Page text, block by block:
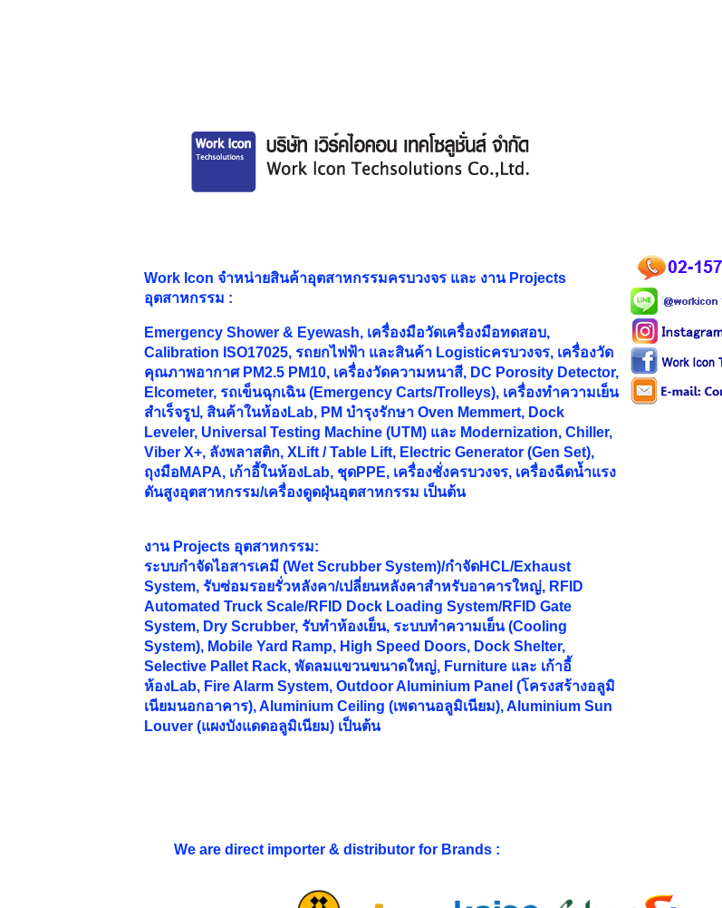
Work Icon จำหน่ายสินค้าอุตสาหกรรมครบวงจร และ งาน Projects
อุตสาหกรรม :
Emergency Shower & Eyewash, เครื่องมือวัดเครื่องมือทดสอบ,
Calibration ISO17025, รถยกไฟฟ้า และสินค้า Logisticครบวงจร, เครื่องวัด
คุณภาพอากาศ PM2.5 PM10, เครื่องวัดความหนาสี, DC Porosity Detector,
Elcometer, รถเข็นฉุกเฉิน (Emergency Carts/Trolleys), เครื่องทำความเย็น
สำเร็จรูป, สินค้าในห้องLab, PM บำรุงรักษา Oven Memmert, Dock
Leveler, Universal Testing Machine (UTM) และ Modernization, Chiller,
Viber X+, ลังพลาสติก, XLift / Table Lift, Electric Generator (Gen Set),
ถุงมือMAPA, เก้าอี้ในห้องLab, ชุดPPE, เครื่องชั่งครบวงจร, เครื่องฉีดน้ำแรง
ดันสูงอุตสาหกรรม/เครื่องดูดฝุ่นอุตสาหกรรม เป็นต้น
งาน Projects อุตสาหกรรม:
ระบบกำจัดไอสารเคมี (Wet Scrubber System)/กำจัดHCL/Exhaust
System, รับซ่อมรอยรั่วหลังคา/เปลี่ยนหลังคาสำหรับอาคารใหญ่, RFID
Automated Truck Scale/RFID Dock Loading System/RFID Gate
System, Dry Scrubber, รับทำห้องเย็น, ระบบทำความเย็น (Cooling
System), Mobile Yard Ramp, High Speed Doors, Dock Shelter,
Selective Pallet Rack, พัดลมแขวนขนาดใหญ่, Furniture และ เก้าอี้
ห้องLab, Fire Alarm System, Outdoor Aluminium Panel (โครงสร้างอลูมิ
เนียมนอกอาคาร), Aluminium Ceiling (เพดานอลูมิเนียม), Aluminium Sun
Louver (แผงบังแดดอลูมิเนียม) เป็นต้น
We are direct importer & distributor for Brands :